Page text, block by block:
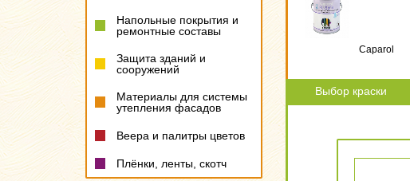
Напольные покрытия и
ремонтные составы
Защита зданий и
сооружений
Материалы для системы
утепления фасадов
Веера и палитры цветов
Плёнки, ленты, скотч
Caparol
Выбор краски